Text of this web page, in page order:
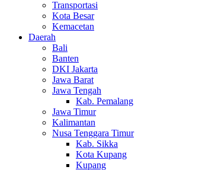
Transportasi
Kota Besar
Kemacetan
Daerah
Bali
Banten
DKI Jakarta
Jawa Barat
Jawa Tengah
Kab. Pemalang
Jawa Timur
Kalimantan
Nusa Tenggara Timur
Kab. Sikka
Kota Kupang
Kupang